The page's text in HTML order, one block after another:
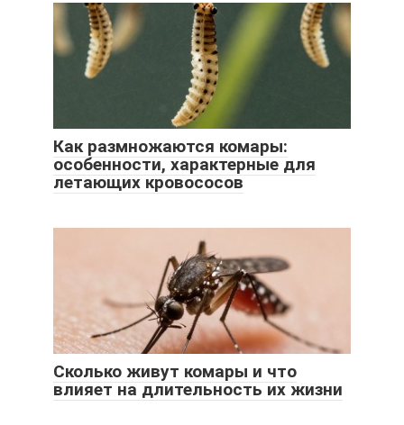
Как размножаются комары:
особенности, характерные для
летающих кровососов
Сколько живут комары и что
влияет на длительность их жизни